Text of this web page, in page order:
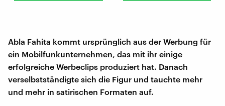
Abla Fahita kommt ursprünglich aus der Werbung für
ein Mobilfunkunternehmen, das mit ihr einige
erfolgreiche Werbeclips produziert hat. Danach
verselbstständigte sich die Figur und tauchte mehr
und mehr in satirischen Formaten auf.